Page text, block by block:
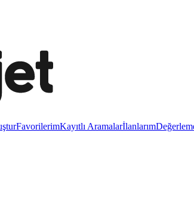
FavorilerimKayıtlı Aramalarİlanlarım